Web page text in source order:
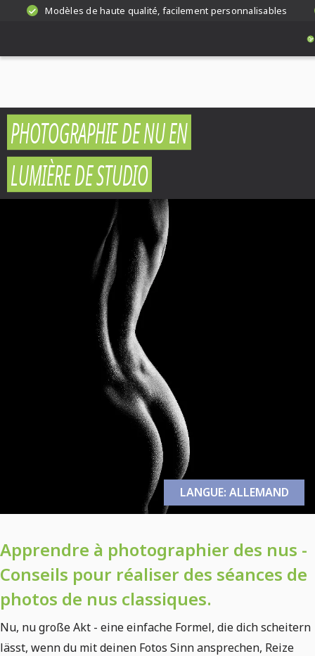
Modèles de haute qualité, facilement personnalisables
PHOTOGRAPHIE DE NU EN
LUMIÈRE DE STUDIO
LANGUE: ALLEMAND
Apprendre à photographier des nus -
Conseils pour réaliser des séances de
photos de nus classiques.
Nu, nu große Akt - eine einfache Formel, die dich scheitern
lässt, wenn du mit deinen Fotos Sinn ansprechen, Reize